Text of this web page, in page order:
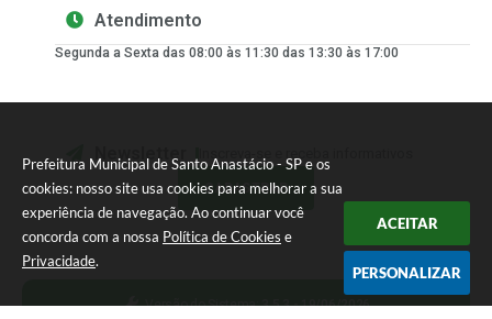
Prefeitura Municipal de Santo Anastácio - SP e os
cookies: nosso site usa cookies para melhorar a sua
experiência de navegação. Ao continuar você
concorda com a nossa Política de Cookies e
Privacidade.
ACEITAR
PERSONALIZAR
Atendimento
Segunda a Sexta das 08:00 às 11:30 das 13:30 às 17:00
Newsletter
CADASTRAR
Versão do Sistema:3.5.3 - 19/06/2026